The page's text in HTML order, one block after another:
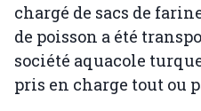
chargé de sacs de
de poisson a été
société aquacole
pris en charge tout ou